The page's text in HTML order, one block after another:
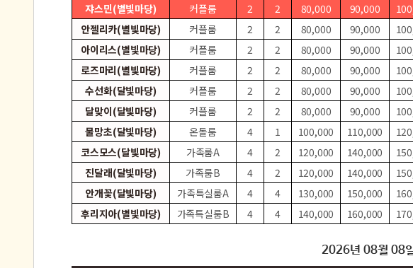
쟈스민(별빛마당) 커플룸 2 2 80,000 90,000
안젤리카(별빛마당)
커플룸 2 2 80,000 90,000
아이리스(별빛마당)
커플룸 2 2 80,000 90,000
로즈마리(별빛마당)
커플룸 2 2 80,000 90,000
수선화(달빛마당)
커플룸 2 2 80,000 90,000
달맞이(달빛마당)
커플룸 2 2 80,000 90,000
물망초(달빛마당)
온돌룸 4 1 100,000 110,000
코스모스(달빛마당)
가족룸A 4 2 120,000 140,000
진달래(달빛마당)
가족룸B 4 2 120,000 140,000
안개꽃(달빛마당)
가족특실룸A 4 4 130,000 150,000
후리지아(별빛마당)
가족특실룸B 4 4 140,000 160,000